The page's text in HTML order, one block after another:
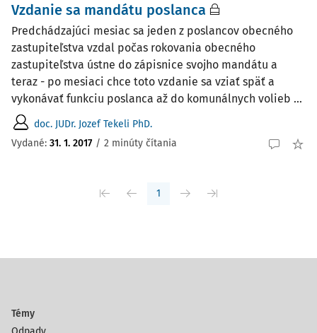
Vzdanie sa mandátu poslanca
Predchádzajúci mesiac sa jeden z poslancov obecného
zastupiteľstva vzdal počas rokovania obecného
zastupiteľstva ústne do zápisnice svojho mandátu a
teraz - po mesiaci chce toto vzdanie sa vziať späť a
vykonávať funkciu poslanca až do komunálnych volieb ...
doc. JUDr. Jozef Tekeli PhD.
Vydané: 31. 1. 2017 / 2 minúty čítania
1
Témy